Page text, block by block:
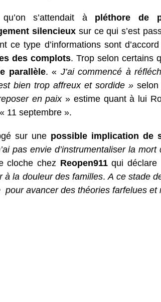
s’attendait àpléthore de
silencieuxsur ce qui s’est
ce type d’informations sont
des complots. Trop selon certains
parallèle. « J’ai commencé à
bien trop affreux et sordide »
en paix» estime quant à lui
11 septembre ».
sur unepossible implication de
pas envie d’instrumentaliser la
cloche chez Reopen911qui
à la douleur des familles.A ce stade
pour avancer des théories farfelues et